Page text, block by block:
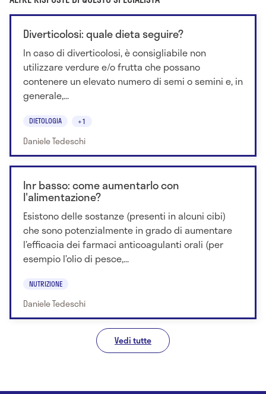
Diverticolosi: quale dieta seguire?
In caso di diverticolosi, è consigliabile non
utilizzare verdure e/o frutta che possano
contenere un elevato numero di semi o semini e, in
generale,...
DIETOLOGIA +1
Daniele Tedeschi
Inr basso: come aumentarlo con
l'alimentazione?
Esistono delle sostanze (presenti in alcuni cibi)
che sono potenzialmente in grado di aumentare
l’efficacia dei farmaci anticoagulanti orali (per
esempio l’olio di pesce,...
NUTRIZIONE
Daniele Tedeschi
Vedi tutte